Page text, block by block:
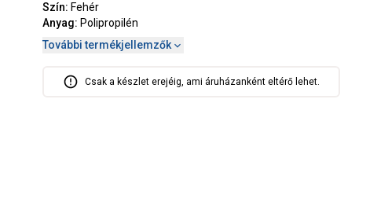
Szín: Fehér
Anyag: Polipropilén
További termékjellemzők
Csak a készlet erejéig, ami áruházanként eltérő lehet.